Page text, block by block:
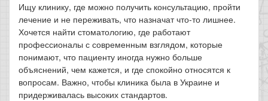
Ищу клинику, где можно получить консультацию, пройти
лечение и не переживать, что назначат что-то лишнее.
Хочется найти стоматологию, где работают
профессионалы с современным взглядом, которые
понимают, что пациенту иногда нужно больше
объяснений, чем кажется, и где спокойно относятся к
вопросам. Важно, чтобы клиника была в Украине и
придерживалась высоких стандартов.